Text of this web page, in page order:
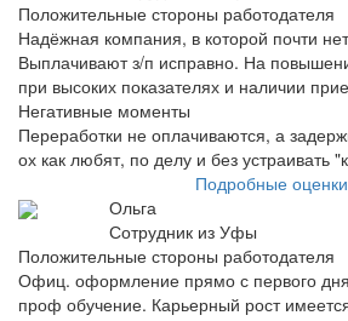
Положительные стороны работодателя
Надёжная компания, в которой почти
Выплачивают з/п исправно. На
при высоких показателях и наличии
Негативные моменты
Переработки не оплачиваются, а
ох как любят, по делу и без устраивать
Подробные оценки
Ольга
Сотрудник из Уфы
Положительные стороны работодателя
Офиц. оформление прямо с первого
проф обучение. Карьерный рост